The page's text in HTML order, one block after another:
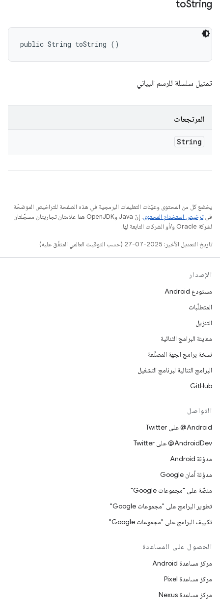
toString
public String toString ()
تمثيل سلسلة للرسم البياني
المرتجعات
String
يخضع كل من المحتوى وعيّنات التعليمات البرمجية في هذه الصفحة للتراخيص الموضحّة
فيترخيص استخدام المحتوى
. إنّ Java وOpenJDK هما علامتان تجاريتان مسجَّلتان
لشركة Oracle و/أو الشركات التابعة لها.
تاريخ التعديل الأخير: 2025-07-27 (حسب التوقيت العالمي المتفَّق عليه)
الإصدار
مستودع Android
المتطلّبات
التنزيل
معاينة البرامج الثنائية
نسخة برامج الجهة المصنِّعة
البرامج الثنائية لبرنامج التشغيل
GitHub
التواصل
‎@Android على Twitter
‎@AndroidDev على Twitter
مدوّنة Android
مدوّنة أمان Google
منصّة على "مجموعات Google"
تطوير البرامج على "مجموعات Google"
تكييف البرامج على "مجموعات Google"
الحصول على المساعدة
مركز مساعدة Android
مركز مساعدة Pixel
مركز مساعدة Nexus